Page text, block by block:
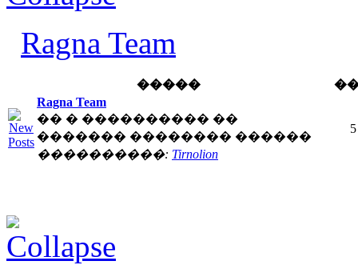
Ragna Team
�����
Ragna Team
�� � ���������� ��
������� �������� ������
����������: Tirnolion
5